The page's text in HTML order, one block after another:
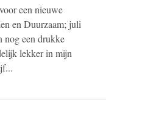
een nieuwe
en Duurzaam; juli
nog een drukke
lekker in mijn